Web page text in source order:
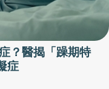
？醫揭「躁期特
症